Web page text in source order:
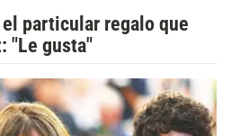
particular regalo que
"Le gusta"